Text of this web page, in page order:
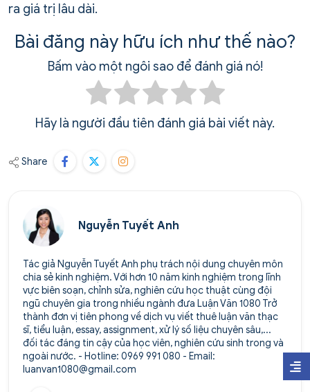
ra giá trị lâu dài.
Bài đăng này hữu ích như thế nào?
Bấm vào một ngôi sao để đánh giá nó!
Hãy là người đầu tiên đánh giá bài viết này.
Share
Nguyễn Tuyết Anh
Tác giả Nguyễn Tuyết Anh phụ trách nội dung chuyên môn
chia sẻ kinh nghiệm. Với hơn 10 năm kinh nghiệm trong lĩnh
vực biên soạn, chỉnh sửa, nghiên cứu học thuật cùng đội
ngũ chuyên gia trong nhiều ngành đưa Luận Văn 1080 Trở
thành đơn vị tiên phong về dịch vụ viết thuê luận văn thạc
sĩ, tiểu luận, essay, assignment, xử lý số liệu chuyên sâu,...
đối tác đáng tin cậy của học viên, nghiên cứu sinh trong và
ngoài nước. - Hotline: 0969 991 080 - Email:
luanvan1080@gmail.com